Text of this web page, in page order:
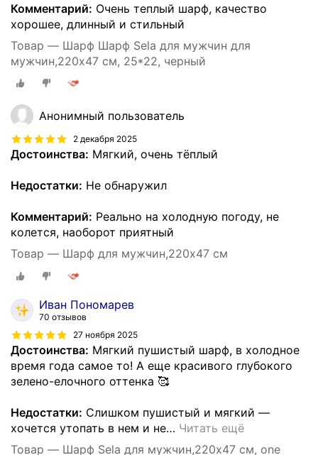
Комментарий: Очень теплый шарф, качество
хорошее, длинный и стильный
Товар — Шарф Шарф Sela для мужчин для
мужчин,220х47 см, 25*22, черный
Анонимный пользователь
2 декабря 2025
Достоинства: Мягкий, очень тёплый
Недостатки: Не обнаружил
Комментарий: Реально на холодную погоду, не
колется, наоборот приятный
Товар — Шарф для мужчин,220х47 см
Иван Пономарев
70 отзывов
27 ноября 2025
Достоинства: Мягкий пушистый шарф, в холодное
время года самое то! А еще красивого глубокого
зелено-елочного оттенка 🥰
Недостатки: Слишком пушистый и мягкий —
хочется утопать в нем и не… Читать ещё
Товар — Шарф Sela для мужчин,220х47 см, one